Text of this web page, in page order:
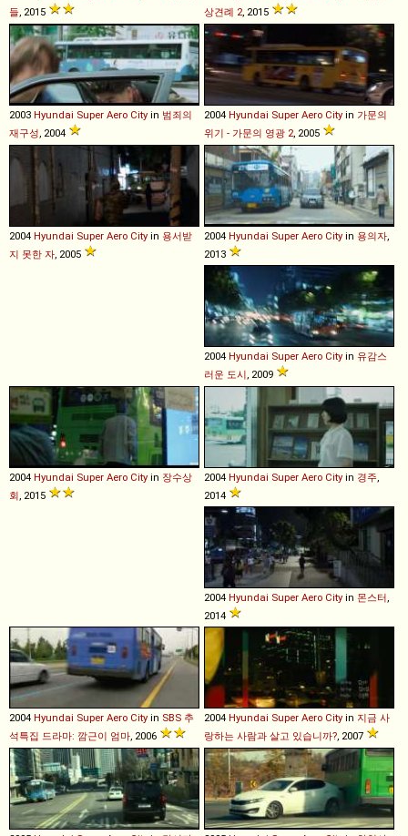
들, 2015
상견례 2, 2015
2003 Hyundai Super Aero City in 범죄의
재구성, 2004
2004 Hyundai Super Aero City in 가문의
위기 - 가문의 영광 2, 2005
2004 Hyundai Super Aero City in 용서받
지 못한 자, 2005
2004 Hyundai Super Aero City in 용의자,
2013
2004 Hyundai Super Aero City in 유감스
러운 도시, 2009
2004 Hyundai Super Aero City in 장수상
회, 2015
2004 Hyundai Super Aero City in 경주,
2014
2004 Hyundai Super Aero City in 몬스터,
2014
2004 Hyundai Super Aero City in SBS 추
석특집 드라마: 깜근이 엄마, 2006
2004 Hyundai Super Aero City in 지금 사
랑하는 사람과 살고 있습니까?, 2007